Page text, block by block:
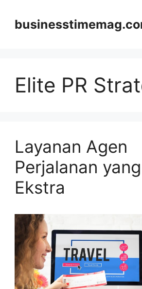
content
Elite PR
Layanan Agen
Perjalanan
Ekstra